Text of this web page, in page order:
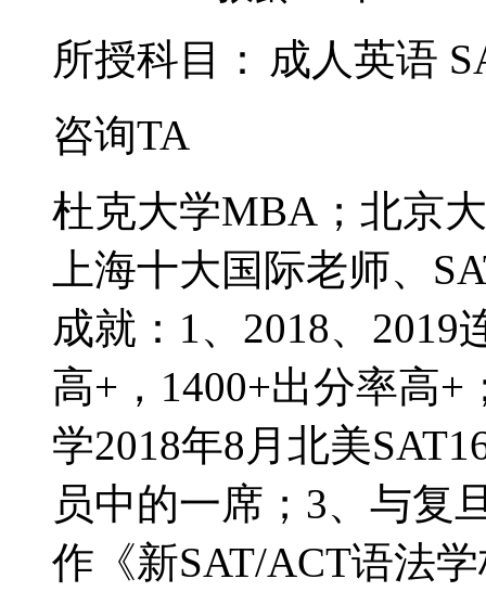
所授科目： 成人英语
咨询TA
杜克大学MBA；北京
上海十大国际老师、
成就：1、2018、2019
高+，1400+出分率高
学2018年8月北美
员中的一席；3、与复
作《新SAT/ACT语法